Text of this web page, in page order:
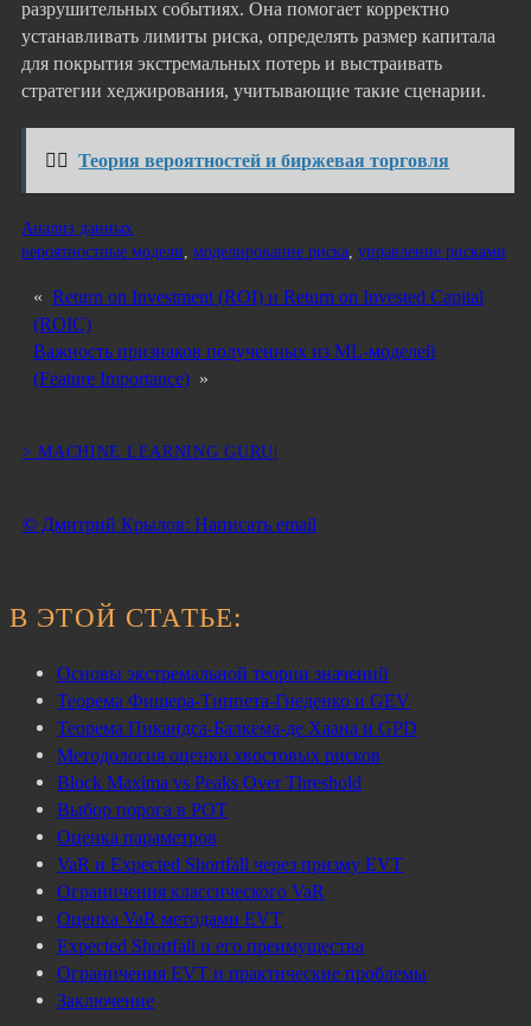
разрушительных событиях. Она помогает корректно
устанавливать лимиты риска, определять размер капитала
для покрытия экстремальных потерь и выстраивать
стратегии хеджирования, учитывающие такие сценарии.
👉🏻 Теория вероятностей и биржевая торговля
Анализ данных
вероятностные модели, моделирование риска, управление рисками
« Return on Investment (ROI) и Return on Invested Capital
(ROIC)
Важность признаков полученных из ML-моделей
(Feature Importance) »
> MACHINE LEARNING GURU|
© Дмитрий Крылов: Написать email
В ЭТОЙ СТАТЬЕ:
Основы экстремальной теории значений
Теорема Фишера-Типпета-Гнеденко и GEV
Теорема Пикандса-Балкема-де Хаана и GPD
Методология оценки хвостовых рисков
Block Maxima vs Peaks Over Threshold
Выбор порога в POT
Оценка параметров
VaR и Expected Shortfall через призму EVT
Ограничения классического VaR
Оценка VaR методами EVT
Expected Shortfall и его преимущества
Ограничения EVT и практические проблемы
Заключение